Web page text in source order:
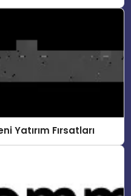
Yatırım Fırsatları